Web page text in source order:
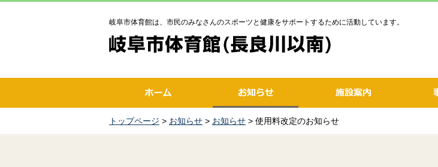
岐阜市体育館は、市民のみなさんのスポーツと健康をサポートするために活動しています。
トップページ > お知らせ > お知らせ > 使用料改定のお知らせ